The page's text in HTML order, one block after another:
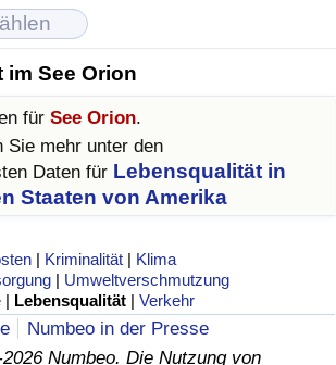
See Orion
für See Orion.
Sie mehr unter den
Daten für Lebensqualität in
Staaten von Amerika
| Kriminalität | Klima
| Umweltverschmutzung
| Lebensqualität |Verkehr
Numbeo in der Presse
Numbeo. Die Nutzung von
Index (aktuell)
Index
Index nach Land
Index (aktuell)
Index
nach Land
(aktuell)
nach Land
(aktuell)